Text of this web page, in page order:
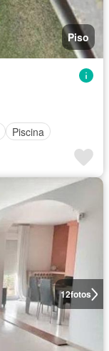
Piso
Piscina
12fotos